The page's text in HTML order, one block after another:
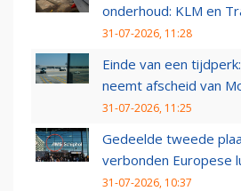
onderhoud: KLM en
31-07-2026, 11:28
Einde van een
neemt afscheid van
31-07-2026, 11:25
Gedeelde tweede
verbonden Europese
31-07-2026, 10:37